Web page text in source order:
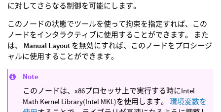
に対してさらなる制御を可能にします。
このノードの状態でツールを使って拘束を指定すれば、この
ノードをインタラクティブに使用することができます。 また
は、 Manual Layout を無効にすれば、このノードをプロシージ
ャルに使用することができます。
Note
このノードは、x86プロセッサ上で実行する時にIntel
Math Kernel Library(Intel MKL)を使用します。 環境変数を